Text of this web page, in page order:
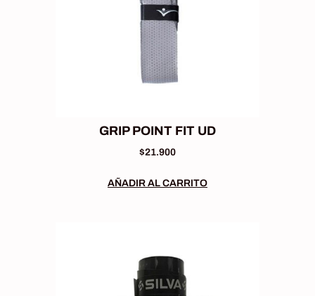
GRIP POINT FIT UD
$21.900
AÑADIR AL CARRITO